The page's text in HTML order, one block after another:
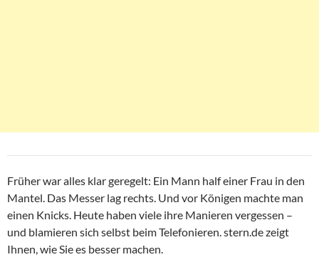
Früher war alles klar geregelt: Ein Mann half einer Frau in den
Mantel. Das Messer lag rechts. Und vor Königen machte man
einen Knicks. Heute haben viele ihre Manieren vergessen –
und blamieren sich selbst beim Telefonieren. stern.de zeigt
Ihnen, wie Sie es besser machen.